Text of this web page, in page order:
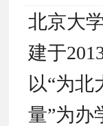
北京大
建于
以“为
量”为办